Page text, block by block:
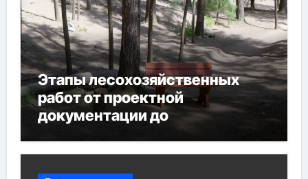
Этапы лесохозяйственных
работ от проектной
документации до
мероприятий и обустройства